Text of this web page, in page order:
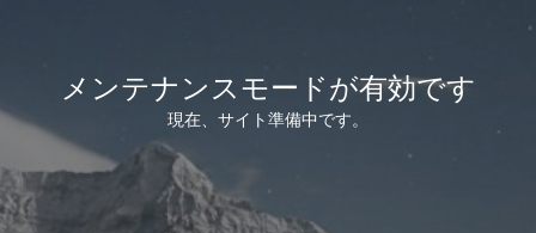
メンテナンスモードが有効です
現在、サイト準備中です。